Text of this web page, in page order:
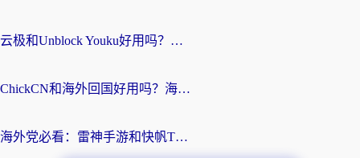
云极和Unblock Youku好用吗？海外党亲测+2026回国加速器避坑指南
ChickCN和海外回国好用吗？海外党2026亲测：从手游到影音，选对加速器的3个关键
海外党必看：雷神手游和快帆TV版好用吗？3步选对回国加速器不踩坑